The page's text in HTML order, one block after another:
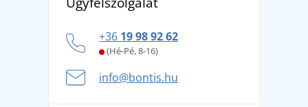
márkát, amelynek története 1976-ig nyúlik vissza
kényelmesen és biztonságosan
A nyári kaland a csomagolással kezdődik - készüljön
fel a gondtalan nyaralásra
+36 19 98 92 62
(Hé-Pé, 8-16)
info@bontis.hu